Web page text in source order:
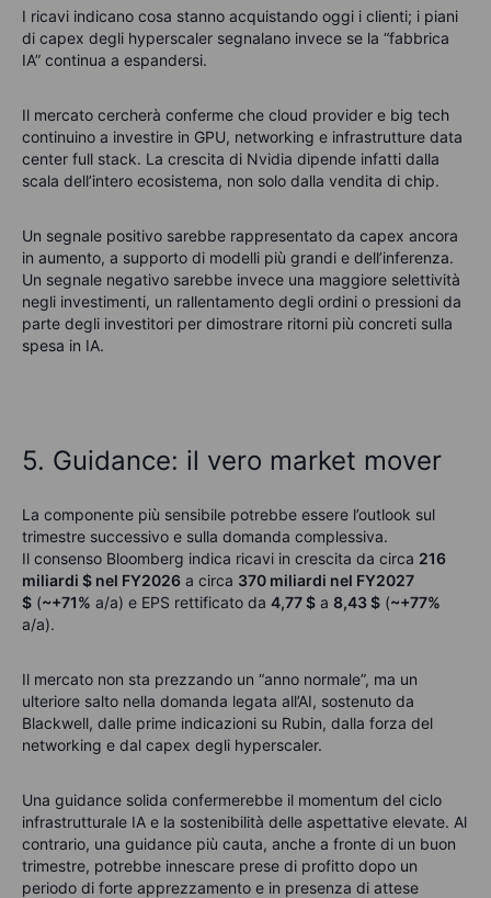
I ricavi indicano cosa stanno acquistando oggi i clienti; i piani
di capex degli hyperscaler segnalano invece se la “fabbrica
IA” continua a espandersi.
Il mercato cercherà conferme che cloud provider e big tech
continuino a investire in GPU, networking e infrastrutture data
center full stack. La crescita di Nvidia dipende infatti dalla
scala dell’intero ecosistema, non solo dalla vendita di chip.
Un segnale positivo sarebbe rappresentato da capex ancora
in aumento, a supporto di modelli più grandi e dell’inferenza.
Un segnale negativo sarebbe invece una maggiore selettività
negli investimenti, un rallentamento degli ordini o pressioni da
parte degli investitori per dimostrare ritorni più concreti sulla
spesa in IA.
5. Guidance: il vero market mover
La componente più sensibile potrebbe essere l’outlook sul
trimestre successivo e sulla domanda complessiva.
Il consenso Bloomberg indica ricavi in crescita da circa 216
miliardi $ nel FY2026 a circa 370 miliardi nel FY2027
$ (~+71% a/a) e EPS rettificato da 4,77$ a 8,43$ (~+77%
a/a).
Il mercato non sta prezzando un “anno normale”, ma un
ulteriore salto nella domanda legata all’AI, sostenuto da
Blackwell, dalle prime indicazioni su Rubin, dalla forza del
networking e dal capex degli hyperscaler.
Una guidance solida confermerebbe il momentum del ciclo
infrastrutturale IA e la sostenibilità delle aspettative elevate. Al
contrario, una guidance più cauta, anche a fronte di un buon
trimestre, potrebbe innescare prese di profitto dopo un
periodo di forte apprezzamento e in presenza di attese